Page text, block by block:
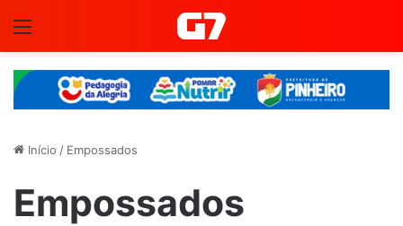
Início / Empossados
Empossados